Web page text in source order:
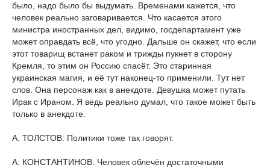
было, надо было бы выдумать. Временами кажется, что
человек реально заговаривается. Что касается этого
министра иностранных дел, видимо, госдепартамент уже
может оправдать всё, что угодно. Дальше он скажет, что если
этот товарищ встанет раком и трижды пукнет в сторону
Кремля, то этим он Россию спасёт. Это старинная
украинская магия, и её тут наконец-то применили. Тут нет
слов. Она персонаж как в анекдоте. Девушка может путать
Ирак с Ираном. Я ведь реально думал, что такое может быть
только в анекдоте.
А. ТОЛСТОВ: Политики тоже так говорят.
А. КОНСТАНТИНОВ: Человек облечён достаточными